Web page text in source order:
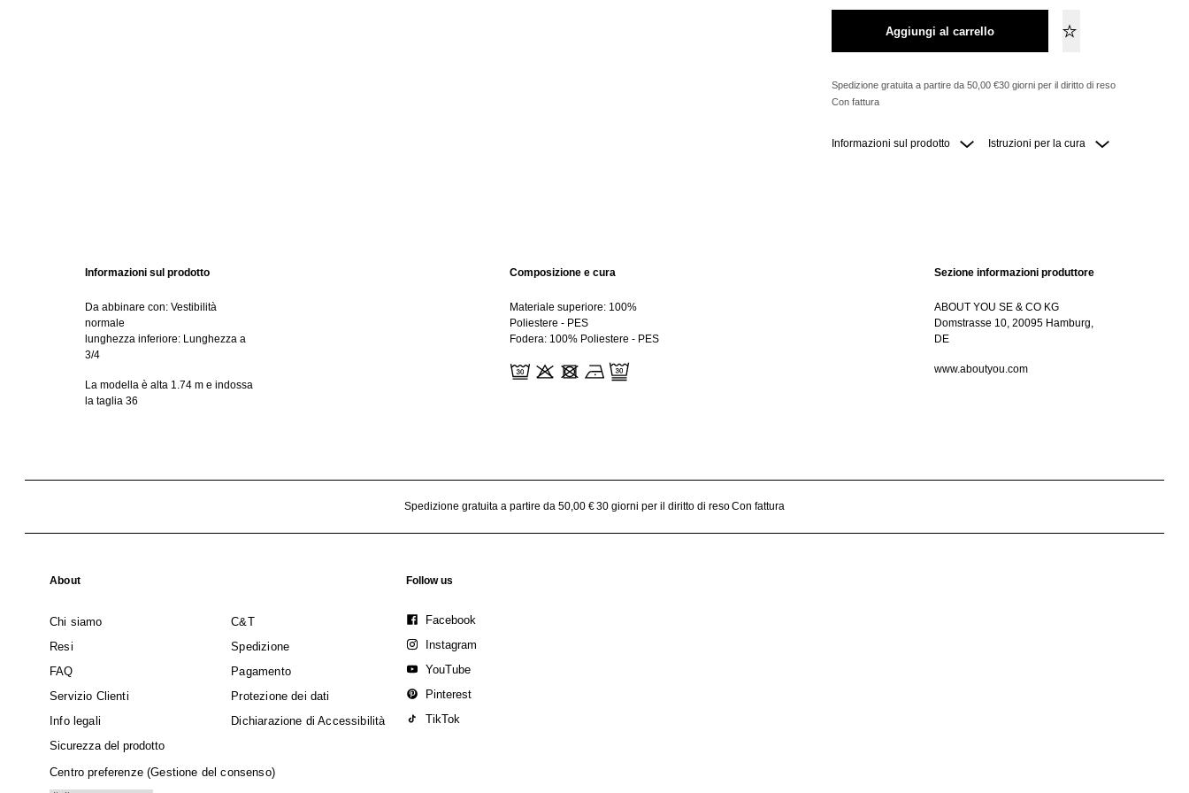
Aggiungi al carrello
Spedizione gratuita a partire da 50,00 €30 giorni per il diritto di reso
Con fattura
Informazioni sul prodotto Istruzioni per la cura
Informazioni sul prodotto
Da abbinare con: Vestibilità
normale
lunghezza inferiore: Lunghezza a
3/4
La modella è alta 1.74 m e indossa
la taglia 36
Composizione e cura
Materiale superiore: 100%
Poliestere - PES
Fodera: 100% Poliestere - PES
Sezione informazioni produttore
ABOUT YOU SE & CO KG
Domstrasse 10, 20095 Hamburg,
DE
www.aboutyou.com
Spedizione gratuita a partire da 50,00 €30 giorni per il diritto di resoCon fattura
About
Chi siamo
C&T
Resi
Spedizione
FAQ
Pagamento
Servizio Clienti
Protezione dei dati
Info legali
Dichiarazione di Accessibilità
Sicurezza del prodotto
Centro preferenze (Gestione del consenso)
Follow us
Facebook
Instagram
YouTube
Pinterest
TikTok